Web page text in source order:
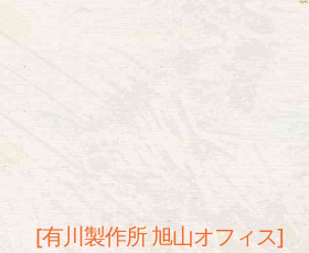
[有川製作所 旭山オフィス]